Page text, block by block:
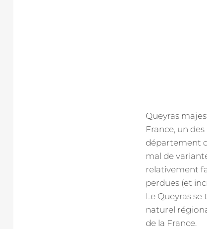
Queyras
France, un
département
mal de
relativement
perdues (et
Le Queyras
naturel
de la France.